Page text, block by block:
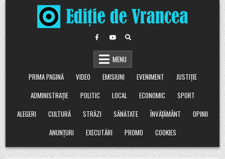
Skip
to
content
MENU
PRIMA PAGINĂ
VIDEO EMISIUNI EVENIMENT
JUSTIȚIE
ADMINISTRAȚIE
POLITIC LOCAL ECONOMIC
SPORT
ALEGERI
CULTURĂ STRĂZI SĂNĂTATE ÎNVĂȚĂMÂNT
OPINII
ANUNȚURI
EXECUTĂRI PROMO COOKIES